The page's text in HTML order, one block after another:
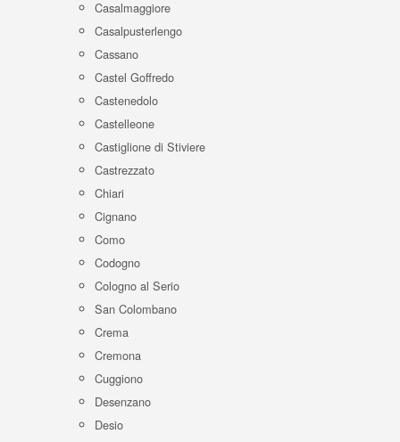
Casalmaggiore
Casalpusterlengo
Cassano
Castel Goffredo
Castenedolo
Castelleone
Castiglione di Stiviere
Castrezzato
Chiari
Cignano
Como
Codogno
Cologno al Serio
San Colombano
Crema
Cremona
Cuggiono
Desenzano
Desio